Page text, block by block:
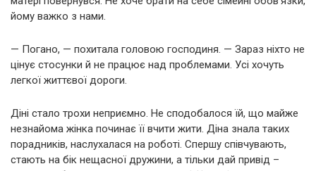
йому важко з нами.
— Погано, — похитала головою господиня. — Зараз ніхто не
цінує стосунки й не працює над проблемами. Усі хочуть
легкої життєвої дороги.
Діні стало трохи неприємно. Не сподобалося їй, що майже
незнайома жінка починає її вчити жити. Діна знала таких
порадників, наслухалася на роботі. Спершу співчувають,
стають на бік нещасної дружини, а тільки дай привід –